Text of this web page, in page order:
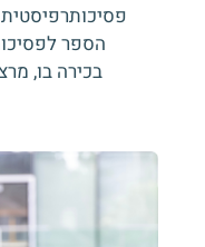
הספר
בכירה בו,